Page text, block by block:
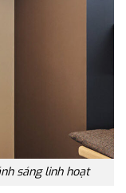
sáng linh hoạt